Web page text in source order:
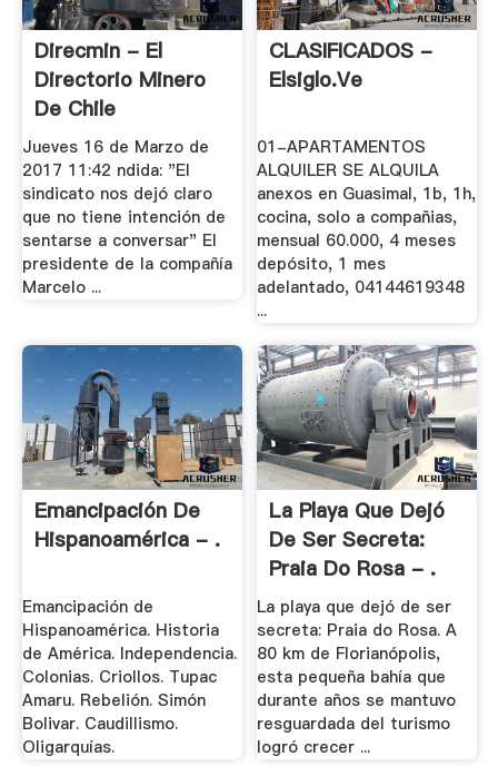
Direcmin - El
Directorio Minero
De Chile
Jueves 16 de Marzo de
2017 11:42 ndida: "El
sindicato nos dejó claro
que no tiene intención de
sentarse a conversar" El
presidente de la compañía
Marcelo ...
CLASIFICADOS -
Elsiglo.ve
01-APARTAMENTOS
ALQUILER SE ALQUILA
anexos en Guasimal, 1b, 1h,
cocina, solo a compañias,
mensual 60.000, 4 meses
depósito, 1 mes
adelantado, 04144619348
...
Emancipación De
Hispanoamérica - .
Emancipación de
Hispanoamérica. Historia
de América. Independencia.
Colonias. Criollos. Tupac
Amaru. Rebelión. Simón
Bolivar. Caudillismo.
Oligarquías.
La Playa Que Dejó
De Ser Secreta:
Praia Do Rosa - .
La playa que dejó de ser
secreta: Praia do Rosa. A
80 km de Florianópolis,
esta pequeña bahía que
durante años se mantuvo
resguardada del turismo
logró crecer ...